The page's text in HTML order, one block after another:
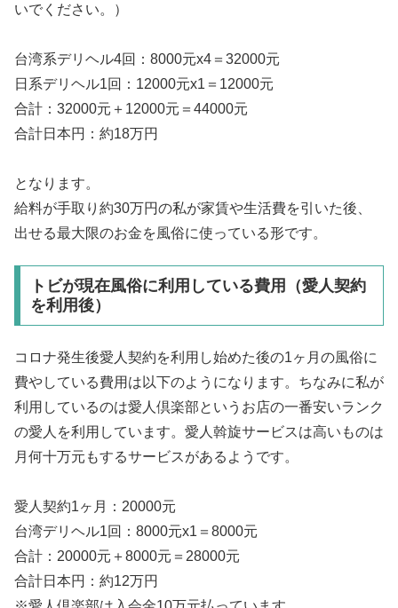
いでください。）
台湾系デリヘル4回：8000元x4＝32000元
日系デリヘル1回：12000元x1＝12000元
合計：32000元＋12000元＝44000元
合計日本円：約18万円
となります。
給料が手取り約30万円の私が家賃や生活費を引いた後、
出せる最大限のお金を風俗に使っている形です。
トビが現在風俗に利用している費用（愛人契約
を利用後）
コロナ発生後愛人契約を利用し始めた後の1ヶ月の風俗に
費やしている費用は以下のようになります。ちなみに私が
利用しているのは愛人倶楽部というお店の一番安いランク
の愛人を利用しています。愛人斡旋サービスは高いものは
月何十万元もするサービスがあるようです。
愛人契約1ヶ月：20000元
台湾デリヘル1回：8000元x1＝8000元
合計：20000元＋8000元＝28000元
合計日本円：約12万円